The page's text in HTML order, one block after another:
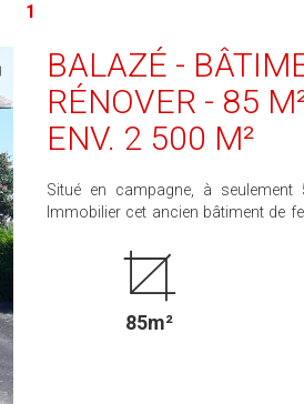
1
BALAZÉ -
RÉNOVER - 85
ENV. 2 500 M²
Situé en campagne, à
Immobilier cet ancien bâtiment de ferme
route passante), ce bien offre un cadre
environ 85 m² au sol et se situe sur
beau potentiel de rénovation et
principale, secondaire ou investissement. Une opportunité à découvrir sans
plus d'informations ou organiser une visite,
85m²